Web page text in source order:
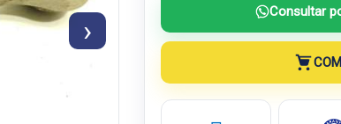
›
Consultar